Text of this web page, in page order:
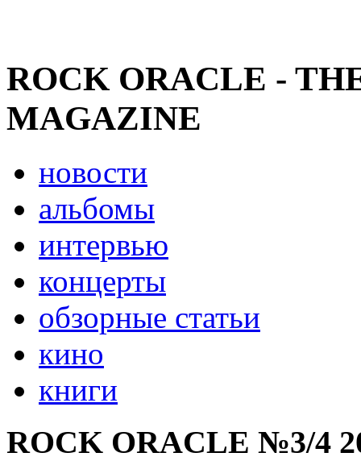
ROCK ORACLE -
MAGAZINE
новости
альбомы
интервью
концерты
обзорные статьи
кино
книги
ROCK ORACLE №3/4